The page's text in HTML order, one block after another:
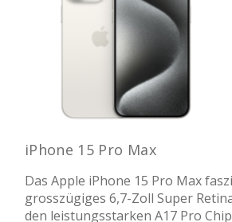
iPhone 15 Pro Max
Das Apple iPhone 15 Pro Max
grosszügiges 6,7-Zoll Super
den leistungsstarken A17 Pro